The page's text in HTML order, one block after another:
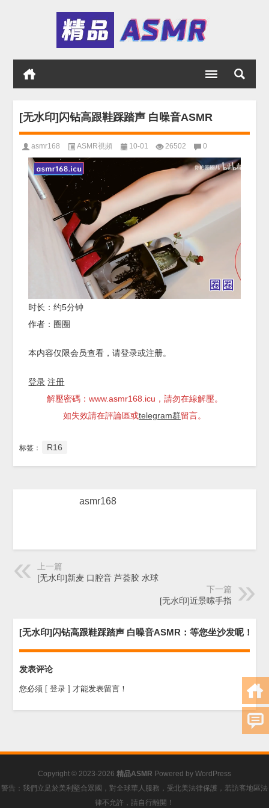
[无水印]闪钻高跟鞋踩踏声 白噪音ASMR
asmr168 ASMR視頻 10-01 26502 0
时长：约5分钟
作者：圈圈
本内容仅限会员查看，请登录或注册。
登录 注册
解壓密碼：www.asmr168.icu，請勿在線解壓。
如失效請在評論區或telegram群留言。
标签： R16
asmr168
上一篇
[无水印]新麦 口腔音 芦荟胶 水球
下一篇
[无水印]近景嗦手指
[无水印]闪钻高跟鞋踩踏声 白噪音ASMR：等您坐沙发呢！
发表评论
您必须 [ 登录 ] 才能发表留言！
Copyright © 2023-2026 精品ASMR Powered by WordPress
警告：我們立足於美利堅合眾國，對全球華人服務，受北美法律保護，若訪客地區法
律不允許，請自行離開！